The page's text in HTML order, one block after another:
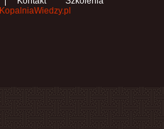
KopalniaWiedzy.pl